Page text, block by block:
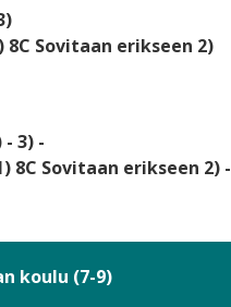
8C Sovitaan erikseen 2)
- 3) -
8C Sovitaan erikseen 2) -
koulu (7-9)